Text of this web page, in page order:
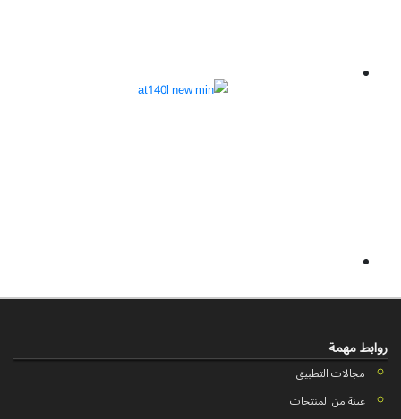
روابط مهمة
مجالات التطبيق
عينة من المنتجات